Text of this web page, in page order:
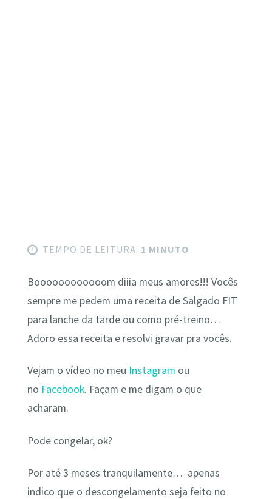
TEMPO DE LEITURA: 1 MINUTO
Boooooooooooom diiia meus amores!!! Vocês
sempre me pedem uma receita de Salgado FIT
para lanche da tarde ou como pré-treino…
Adoro essa receita e resolvi gravar pra vocês.
Vejam o vídeo no meu Instagram ou
no Facebook. Façam e me digam o que
acharam.
Pode congelar, ok?
Por até 3 meses tranquilamente… apenas
indico que o descongelamento seja feito no